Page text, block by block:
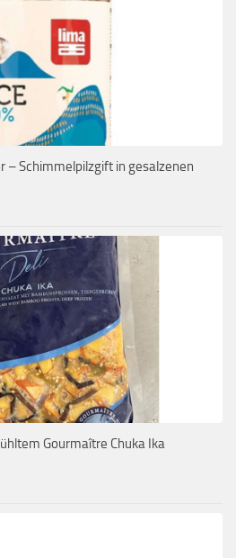
– Schimmelpilzgift in gesalzenen
Gourmaître Chuka Ika